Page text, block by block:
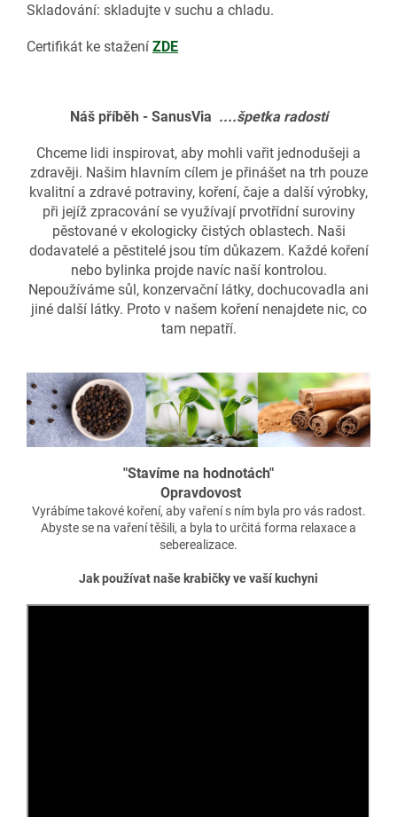
Skladování: skladujte v suchu a chladu.
Certifikát ke stažení ZDE
Náš příběh - SanusVia ....špetka radosti
Chceme lidi inspirovat, aby mohli vařit jednodušeji a
zdravěji. Našim hlavním cílem je přinášet na trh pouze
kvalitní a zdravé potraviny, koření, čaje a další výrobky,
při jejíž zpracování se využívají prvotřídní suroviny
pěstované v ekologicky čistých oblastech. Naši
dodavatelé a pěstitelé jsou tím důkazem. Každé koření
nebo bylinka projde navíc naší kontrolou.
Nepoužíváme sůl, konzervační látky, dochucovadla ani
jiné další látky. Proto v našem koření nenajdete nic, co
tam nepatří.
"Stavíme na hodnotách"
Opravdovost
Vyrábíme takové koření, aby vaření s ním byla pro vás radost.
Abyste se na vaření těšili, a byla to určitá forma relaxace a
seberealizace.
Jak používat naše krabičky ve vaší kuchyni